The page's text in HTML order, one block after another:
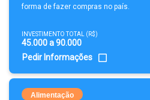
forma de fazer compras no país.
INVESTIMENTO TOTAL (R$)
45.000 a 90.000
Pedir Informações
Alimentação